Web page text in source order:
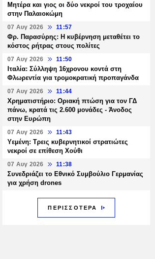
Μητέρα και γιος οι δύο νεκροί του τροχαίου
στην Παλαιοκώμη
07 Αυγ 2026 11:57
Φρ. Παρασύρης: Η κυβέρνηση μεταθέτει το
κόστος ρήτρας στους πολίτες
07 Αυγ 2026 11:50
Ιταλία: Σύλληψη 16χρονου κοντά στη
Φλωρεντία για τρομοκρατική προπαγάνδα
07 Αυγ 2026 11:44
Χρηματιστήριο: Οριακή πτώση για τον ΓΔ
πάνω, κρατά τις 2.600 μονάδες - Άνοδος
στην Ευρώπη
07 Αυγ 2026 11:43
Υεμένη: Τρεις κυβερνητικοί στρατιώτες
νεκροί σε επίθεση Χούθι
07 Αυγ 2026 11:38
Συνεδριάζει το Εθνικό Συμβούλιο Γερμανίας
για χρήση drones
ΠΕΡΙΣΣΟΤΕΡΑ